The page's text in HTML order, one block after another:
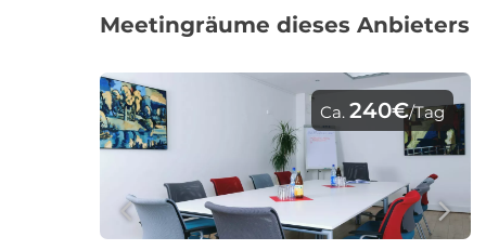
Meetingräume dieses Anbieters
Ca. 240€/Tag